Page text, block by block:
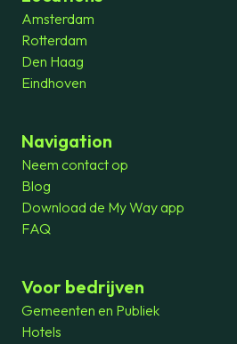
Amsterdam
Rotterdam
Den Haag
Eindhoven
Navigation
Neem contact op
Blog
Download de My Way app
FAQ
Voor bedrijven
Gemeenten en Publiek
Hotels